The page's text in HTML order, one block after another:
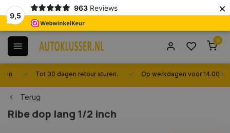
9,5
963 Reviews ×
0
Tot 30 dagen retour sturen. Op werkdagen voor 14.00 uur
Terug
Ribe dop lang 1/2 inch